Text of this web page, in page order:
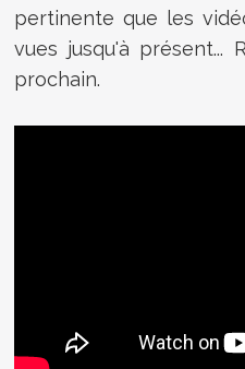
pertinente que les
vues jusqu'à présent...
prochain.